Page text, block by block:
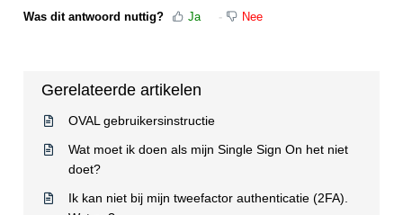
Was dit antwoord nuttig? Ja Nee
Gerelateerde artikelen
OVAL gebruikersinstructie
Wat moet ik doen als mijn Single Sign On het niet
doet?
Ik kan niet bij mijn tweefactor authenticatie (2FA).